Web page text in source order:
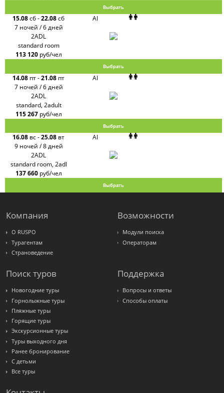
Выбрать
15.08сб-22.08сб
7 ночей / 6 дней
AI
2ADL
standard room
113 120 руб/чел
Выбрать
14.08 пт-21.08 пт
7 ночей / 6 дней
AI
2ADL
standard, 2adult
115 267 руб/чел
Выбрать
16.08 вс-25.08 вт
9 ночей / 8 дней
AI
2ADL
standard room, 2adl
137 660 руб/чел
Выбрать
Компания
О RUSPO
Турагентам
Страноведение
Возможности
Модули поиска
Операторам
Поиск туров
Новогодние туры
Горнолыжные туры
Пляжные туры
Горящие туры
Экскурсионные туры
Туры выходного дня
Ранее бронирование
С детьми
Все туры
Поддержка
Вопросы и ответы
Способы оплаты